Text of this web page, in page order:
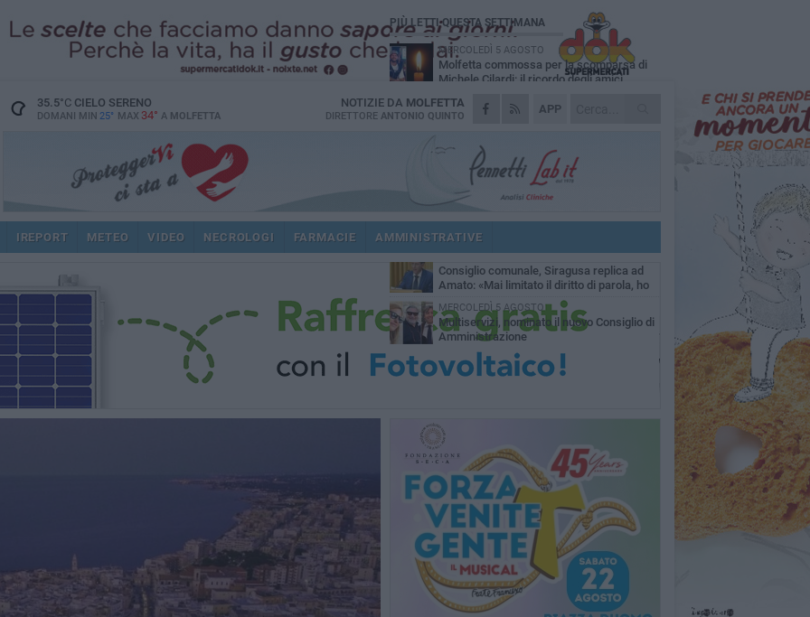
35.5°CCIELO SERENO
DOMANI MIN 25° MAX 34° A MOLFETTA
APP
NOTIZIE DA MOLFETTA
DIRETTORE ANTONIO QUINTO
IREPORT METEO VIDEO NECROLOGI FARMACIE AMMINISTRATIVE
PIÙ LETTI QUESTA SETTIMANA
MERCOLEDÌ 5 AGOSTO
Molfetta commossa per la scomparsa di
Michele Cilardi: il ricordo degli amici
GIOVEDÌ 6 AGOSTO
Marittimo molfettese muore a bordo di un
SABATO 1 AGOSTO
La MTM Molfetta cerca autisti e
accompagnatori per gli scuolabus:
pubblicato il bando
GIOVEDÌ 6 AGOSTO
Molfetta piange Marta Maria Pisani, ultima
maestra della sartoria molfettese
SABATO 1 AGOSTO
Consiglio comunale, Siragusa replica ad
Amato: «Mai limitato il diritto di parola, ho
fatto rispettare il regolamento»
MERCOLEDÌ 5 AGOSTO
Multiservizi, nominato il nuovo Consiglio di
Amministrazione